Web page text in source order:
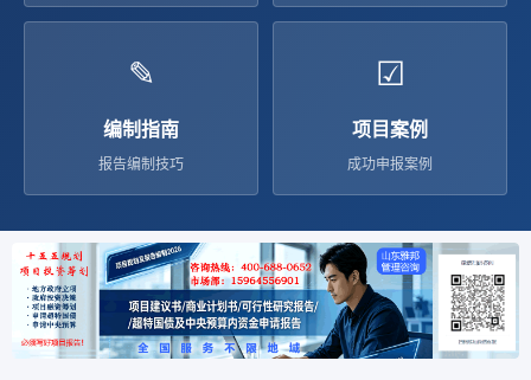
✎
编制指南
报告编制技巧
☑
项目案例
成功申报案例